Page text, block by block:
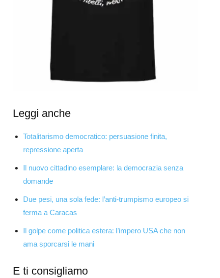
Leggi anche
Totalitarismo democratico: persuasione finita,
repressione aperta
Il nuovo cittadino esemplare: la democrazia senza
domande
Due pesi, una sola fede: l’anti-trumpismo europeo si
ferma a Caracas
Il golpe come politica estera: l’impero USA che non
ama sporcarsi le mani
E ti consigliamo